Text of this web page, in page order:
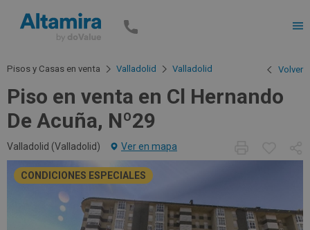
Pisos y Casas en venta Valladolid Valladolid Volver
Piso en venta en Cl Hernando
De Acuña, Nº29
Valladolid (Valladolid) Ver en mapa
CONDICIONES ESPECIALES